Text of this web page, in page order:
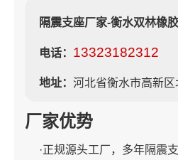
隔震支座厂家-衡水双林橡
电话： 13323182312
地址： 河北省衡水市高新
厂家优势
·正规源头工厂，多年隔震